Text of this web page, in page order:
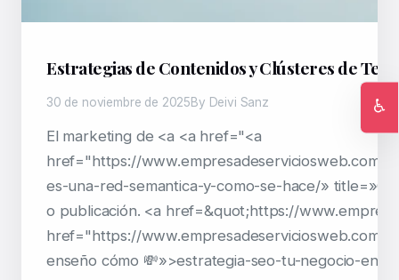
Estrategias de Contenidos y Clústeres de
30 de noviembre de 2025By Deivi Sanz
El marketing de <a <a href="<a
href="https://www.empresadeserviciosweb.com/
es-una-red-semantica-y-como-se-hace/»
o publicación. <a href=&quot;https://
href="https://www.empresadeserviciosweb.com/
enseño cómo 💸»>estrategia-seo-tu-negocio-en-
♿